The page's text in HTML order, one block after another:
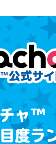
ャ™
度ラ